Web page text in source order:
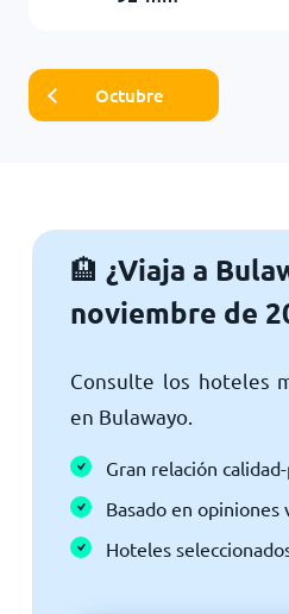
Octubre
🏨 ¿Viaja a
noviembre de
Consulte los hoteles
en Bulawayo.
Gran relación
Basado en opiniones
Hoteles